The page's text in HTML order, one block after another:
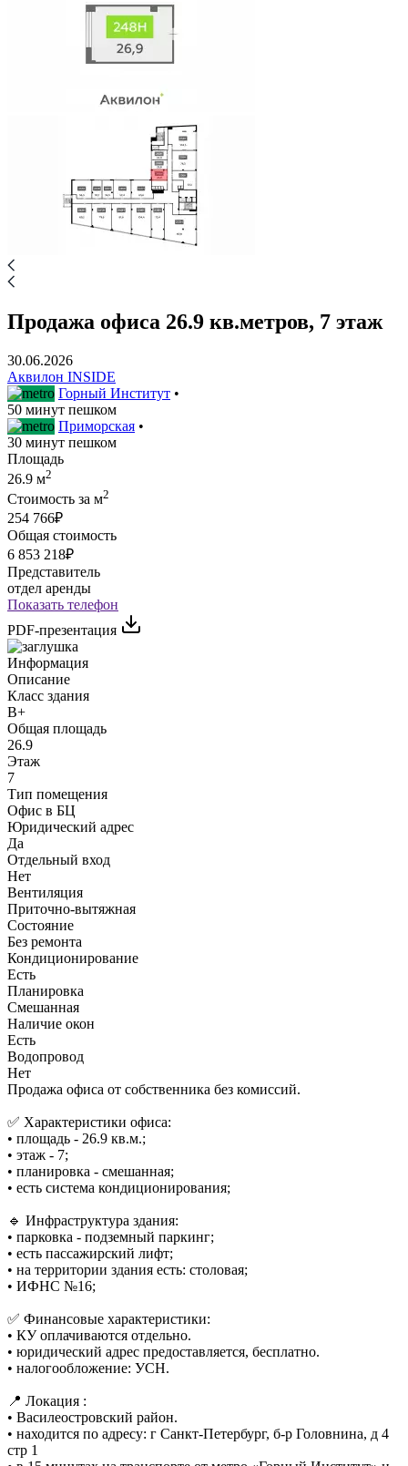
Продажа офиса 26.9 кв.метров, 7 этаж
30.06.2026
Аквилон INSIDE
Горный Институт •
50 минут пешком
Приморская •
30 минут пешком
Площадь
26.9 м2
Стоимость за м2
254 766₽
Общая стоимость
6 853 218₽
Представитель
отдел аренды
Показать телефон
PDF-презентация
Информация
Описание
Класс здания
B+
Общая площадь
26.9
Этаж
7
Тип помещения
Офис в БЦ
Юридический адрес
Да
Отдельный вход
Нет
Вентиляция
Приточно-вытяжная
Состояние
Без ремонта
Кондиционирование
Есть
Планировка
Смешанная
Наличие окон
Есть
Водопровод
Нет
Продажа офиса от собственника без комиссий.
✅ Характеристики офиса:
• площадь - 26.9 кв.м.;
• этаж - 7;
• планировка - смешанная;
• есть система кондиционирования;
🔹 Инфраструктура здания:
• парковка - подземный паркинг;
• есть пассажирский лифт;
• на территории здания есть: столовая;
• ИФНС №16;
✅ Финансовые характеристики:
• КУ оплачиваются отдельно.
• юридический адрес предоставляется, бесплатно.
• налогообложение: УСН.
📍 Локация :
• Василеостровский район.
• находится по адресу: г Санкт-Петербург, б-р Головнина, д 4
стр 1